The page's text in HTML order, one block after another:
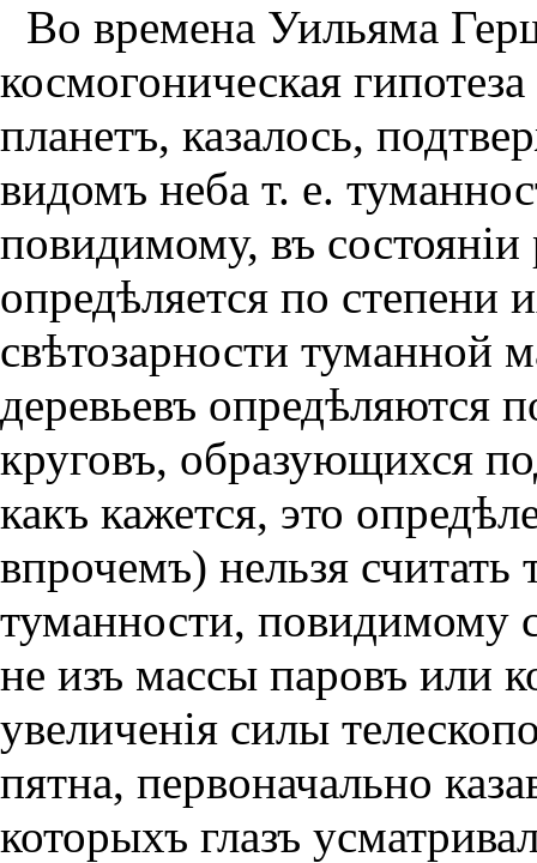
Во времена Уильяма
космогоническая
планетъ, казалось,
видомъ неба т. е.
повидимому, въ состоянiи
опредѣляется по степени
свѣтозарности туманной
деревьевъ опредѣляются
круговъ, образующихся
какъ кажется, это
впрочемъ) нельзя
туманности, повидимому
не изъ массы паровъ или
увеличенiя силы
пятна, первоначально
которыхъ глазъ